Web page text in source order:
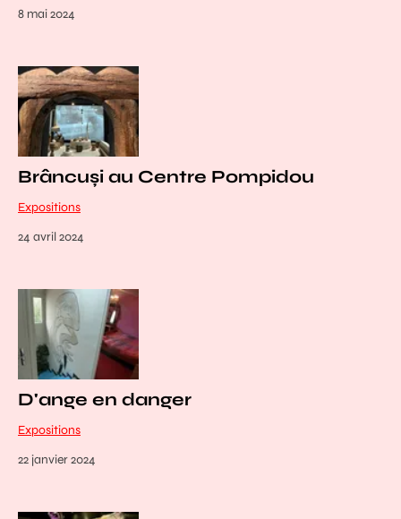
8 mai 2024
Brâncuși au Centre Pompidou
Expositions
24 avril 2024
D'ange en danger
Expositions
22 janvier 2024